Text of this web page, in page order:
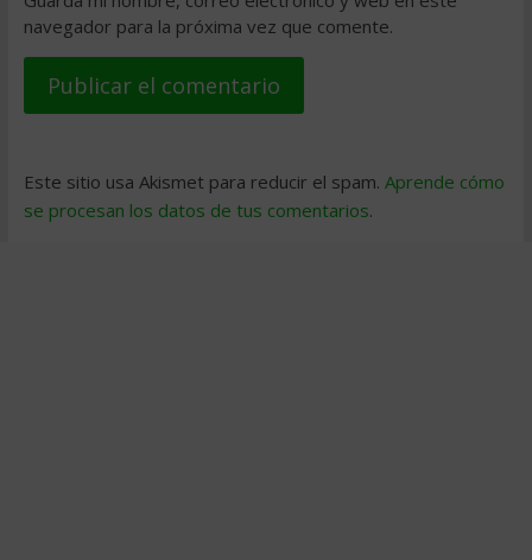
navegador para la próxima vez que comente.
Este sitio usa Akismet para reducir el spam. Aprende cómo
se procesan los datos de tus comentarios.